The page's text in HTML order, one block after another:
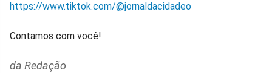
https://www.tiktok.com/@jornaldacidadeo
Contamos com você!
da Redação